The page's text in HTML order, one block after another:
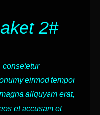
2#
consetetur
eirmod tempor
aliquyam erat,
et accusam et